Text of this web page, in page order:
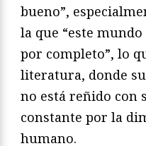
bueno”,
la que “este
por completo”, lo
literatura, donde
no está reñido con
constante por la
humano.